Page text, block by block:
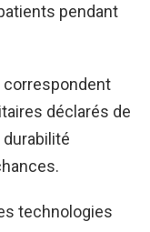
pendant
correspondent
déclarés de
durabilité
technologies